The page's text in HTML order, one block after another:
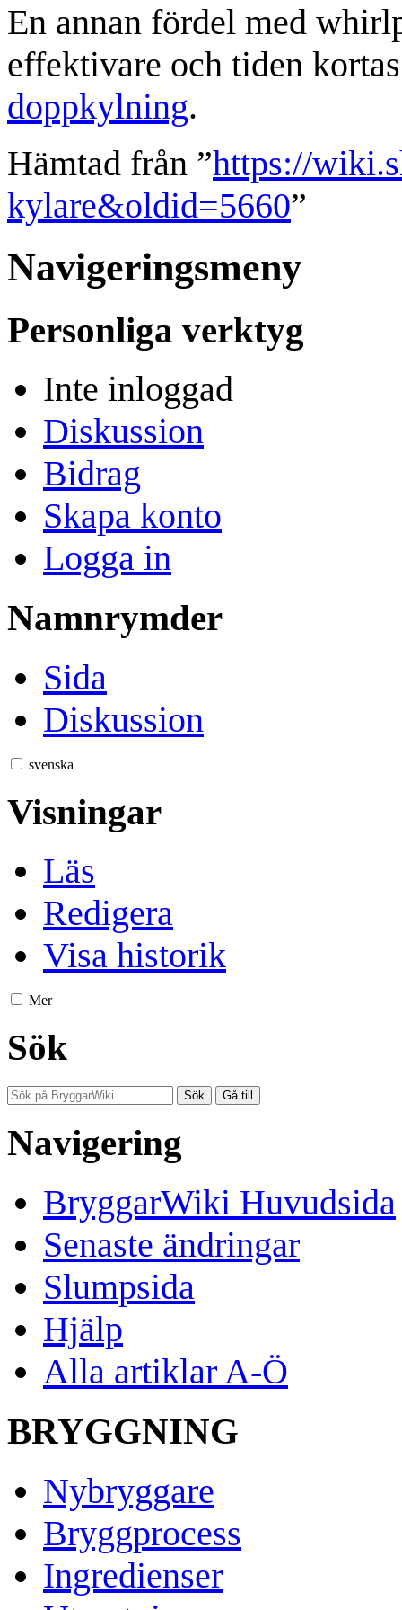
En annan fördel med
effektivare och tiden
doppkylning.
Hämtad från ”https://
kylare&oldid=5660”
Navigeringsmeny
Personliga verktyg
Inte inloggad
Diskussion
Bidrag
Skapa konto
Logga in
Namnrymder
Sida
Diskussion
svenska
Visningar
Läs
Redigera
Visa historik
Mer
Sök
Navigering
BryggarWiki Huvudsida
Senaste ändringar
Slumpsida
Hjälp
Alla artiklar A-Ö
BRYGGNING
Nybryggare
Bryggprocess
Ingredienser